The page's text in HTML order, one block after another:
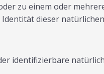
zu einem oder
dieser
identifizierbare